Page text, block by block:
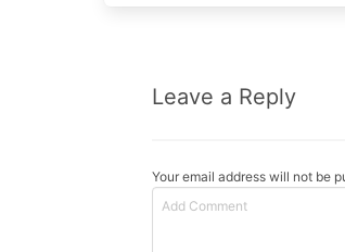
Leave a Reply
Your email address will not be